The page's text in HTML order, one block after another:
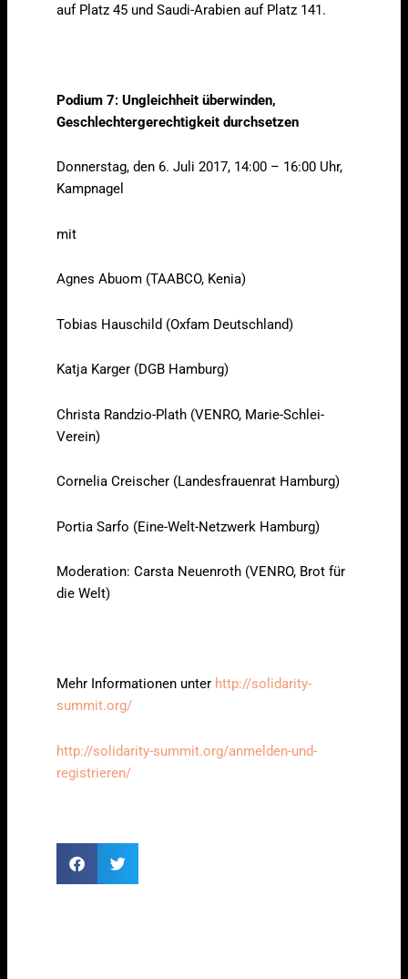
auf Platz 45 und Saudi-Arabien auf Platz 141.
Podium 7: Ungleichheit überwinden,
Geschlechtergerechtigkeit durchsetzen
Donnerstag, den 6. Juli 2017, 14:00 – 16:00 Uhr,
Kampnagel
mit
Agnes Abuom (TAABCO, Kenia)
Tobias Hauschild (Oxfam Deutschland)
Katja Karger (DGB Hamburg)
Christa Randzio-Plath (VENRO, Marie-Schlei-
Verein)
Cornelia Creischer (Landesfrauenrat Hamburg)
Portia Sarfo (Eine-Welt-Netzwerk Hamburg)
Moderation: Carsta Neuenroth (VENRO, Brot für
die Welt)
Mehr Informationen unter http://solidarity-
summit.org/
http://solidarity-summit.org/anmelden-und-
registrieren/